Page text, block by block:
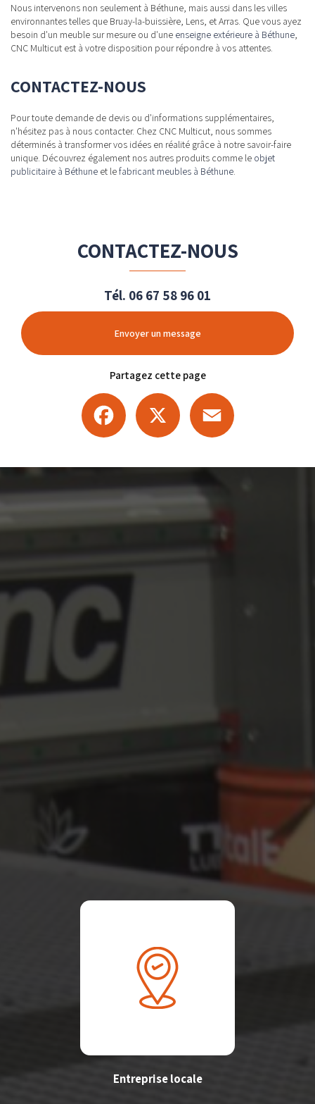
Nous intervenons non seulement à Béthune, mais aussi dans les villes
environnantes telles que Bruay-la-buissière, Lens, et Arras. Que vous ayez
besoin d'un meuble sur mesure ou d'une enseigne extérieure à Béthune
CNC Multicut est à votre disposition pour répondre à vos attentes.
CONTACTEZ-NOUS
Pour toute demande de devis ou d'informations supplémentaires,
n'hésitez pas à nous contacter. Chez CNC Multicut, nous sommes
déterminés à transformer vos idées en réalité grâce à notre savoir-faire
unique. Découvrez également nos autres produits comme le objet
publicitaire à Béthune et lefabricant meubles à Béthune
CONTACTEZ-NOUS
Tél. 06 67 58 96 01
Envoyer un message
Partagez cette page
Facebook
Entreprise locale